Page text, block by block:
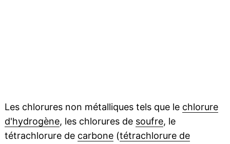
Les chlorures non métalliques tels que le chlorure
d'hydrogène, les chlorures de soufre, le
tétrachlorure de carbone(tétrachlorure de